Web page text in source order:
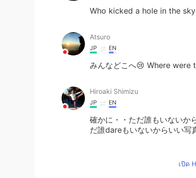
Who kicked a hole in the
Atsuro
JP EN
みんなどこへ😢 Where
Hiroaki Shimizu
JP EN
確かに・・ただ誰もいないか
だ誰dareもいないからいい写
เปิด